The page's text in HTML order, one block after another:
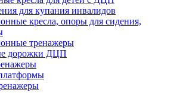
для купания инвалидов
кресла, опоры для сидения,
тренажеры
дорожки ДЦП